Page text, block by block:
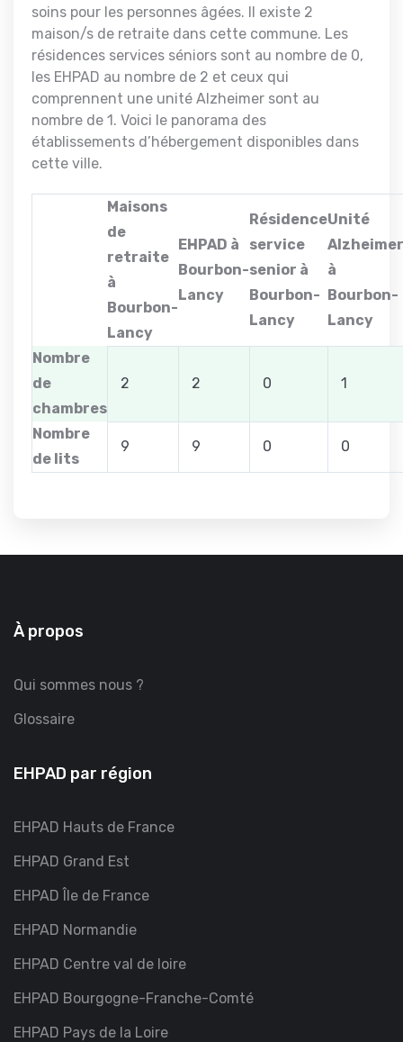
soins pour les personnes âgées. Il existe 2
maison/s de retraite dans cette commune. Les
résidences services séniors sont au nombre de 0,
les EHPAD au nombre de 2 et ceux qui
comprennent une unité Alzheimer sont au
nombre de 1. Voici le panorama des
établissements d’hébergement disponibles dans
cette ville.
Maisons
de
retraite
à
Bourbon-
Lancy
EHPAD à
Bourbon-
Lancy
Résidence
service
senior à
Bourbon-
Lancy
Unité
Alzheimer
à
Bourbon-
Lancy
Nombre
de
chambres
2 2 0 1
Nombre
de lits
9 9 0 0
À propos
Qui sommes nous ?
Glossaire
EHPAD par région
EHPAD Hauts de France
EHPAD Grand Est
EHPAD Île de France
EHPAD Normandie
EHPAD Centre val de loire
EHPAD Bourgogne-Franche-Comté
EHPAD Pays de la Loire